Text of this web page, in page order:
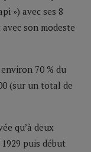
») avec ses 8
son modeste
70 % du
(sur un total de
qu’à deux
puis début